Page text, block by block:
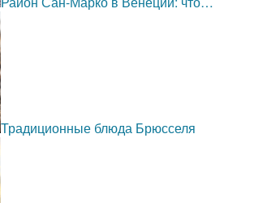
Традиционные блюда Брюсселя